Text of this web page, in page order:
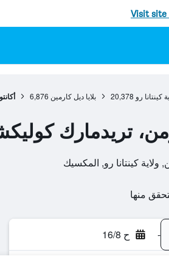
Visit site
كينتانا رو 20,378 بلايا ديل كارمين 6,876
تريدمارك
- ح 16/8